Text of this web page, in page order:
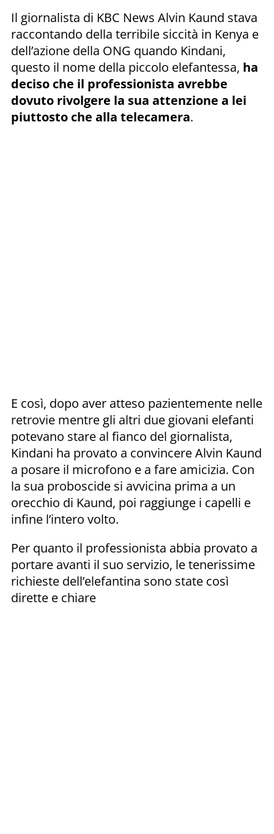
Il giornalista di KBC News Alvin Kaund stava
raccontando della terribile siccità in Kenya e
dell’azione della ONG quando Kindani,
questo il nome della piccolo elefantessa, ha
deciso che il professionista avrebbe
dovuto rivolgere la sua attenzione a lei
piuttosto che alla telecamera.
E così, dopo aver atteso pazientemente nelle
retrovie mentre gli altri due giovani elefanti
potevano stare al fianco del giornalista,
Kindani ha provato a convincere Alvin Kaund
a posare il microfono e a fare amicizia. Con
la sua proboscide si avvicina prima a un
orecchio di Kaund, poi raggiunge i capelli e
infine l’intero volto.
Per quanto il professionista abbia provato a
portare avanti il suo servizio, le tenerissime
richieste dell’elefantina sono state così
dirette e chiare